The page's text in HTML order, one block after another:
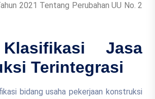
2021 Tentang Perubahan UU No. 2
Jasa
Terintegrasi
bidang usaha pekerjaan konstruksi